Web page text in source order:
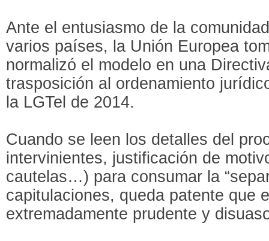
Ante el entusiasmo de la
varios países, la Unión Europea
normalizó el modelo en una
trasposición al ordenamiento
la LGTel de 2014.
Cuando se leen los detalles del
intervinientes, justificación de
cautelas…) para consumar la
capitulaciones, queda patente que
extremadamente prudente y